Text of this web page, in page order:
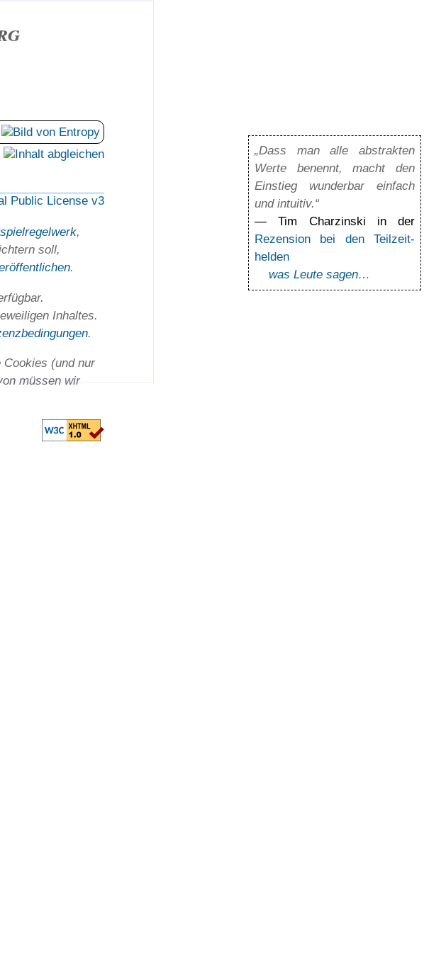
,
soll,
.
In­haltes.
.
(und nur
müssen wir
„Dass man alle abs­trak­ten
Werte benennt, macht den
Ein­stieg wun­der­bar ein­fach
und intuitiv.“
— Tim Charzinski in der
Rezension bei den Teil­zeit­
helden
was Leute sagen…